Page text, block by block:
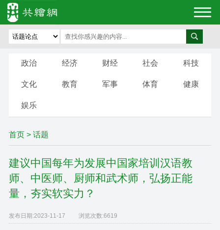
政治 经济 财经 社会 科技
文化 教育 军事 体育 健康
娱乐
首页> 话题
建议中国每年为发展中国家培训汉语教
师、中医师、厨师和武术师，弘扬正能
量，夯实软实力？
发布日期:2023-11-17 浏览次数:6619